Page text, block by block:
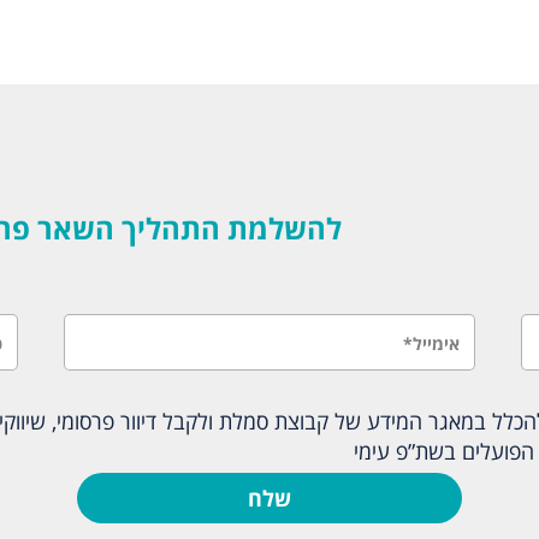
להשלמת התהליך השאר
במאגר המידע של קבוצת סמלת ולקבל דיוור פרסומי,
בשת”פ עימי
שלח